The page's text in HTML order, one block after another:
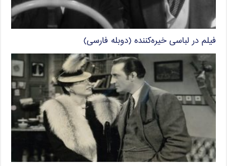
فیلم در لباسی خیره‌کننده (دوبله فارسی)